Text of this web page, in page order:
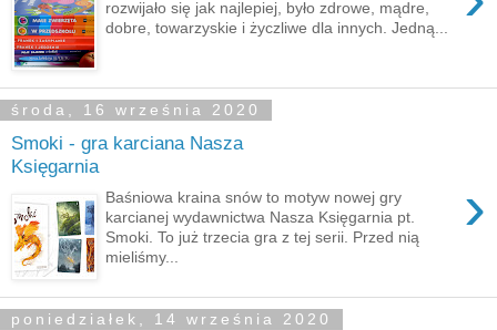
rozwijało się jak najlepiej, było zdrowe, mądre,
dobre, towarzyskie i życzliwe dla innych. Jedną...
środa, 16 września 2020
Smoki - gra karciana Nasza
Księgarnia
›
Baśniowa kraina snów to motyw nowej gry
karcianej wydawnictwa Nasza Księgarnia pt.
Smoki. To już trzecia gra z tej serii. Przed nią
mieliśmy...
poniedziałek, 14 września 2020